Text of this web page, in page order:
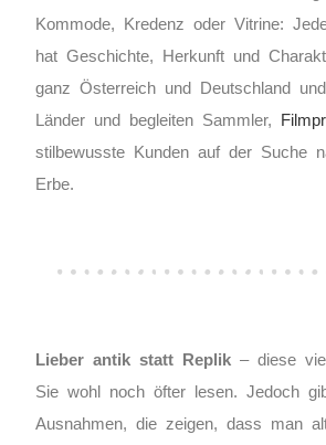
Kommode, Kredenz oder Vitrine:
hat Geschichte, Herkunft und
ganz Österreich und Deutschland
Länder und begleiten Sammler,
stilbewusste Kunden auf der Suche
Erbe.
Lieber antik statt Replik – diese
Sie wohl noch öfter lesen. Jedoch
Ausnahmen, die zeigen, dass man